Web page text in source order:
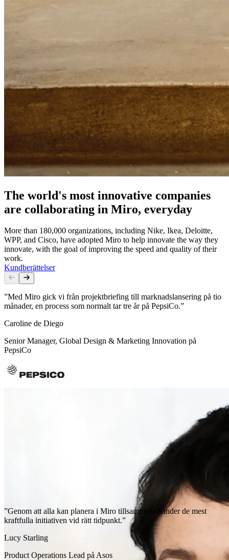
The world's most innovative companies
are collaborating in Miro, everyday
More than 180,000 organizations, including Nike, Ikea, Deloitte,
WPP, and Cisco, have adopted Miro to help innovate the way they
innovate, with the goal of improving the speed and quality of their
work.
Kundberättelser
”Med Miro gick vi från projektbriefing till marknadslansering på tio
månader, en process som normalt tar tre år på PepsiCo.”
Caroline de Diego
Senior Manager, Global Design & Marketing Innovation på
PepsiCo
”Genom att alla kan planera i Miro tillsammans händer de mest
kraftfulla initiativen vid rätt tidpunkt.”
Lucy Starling
Product Operations Lead på Asos